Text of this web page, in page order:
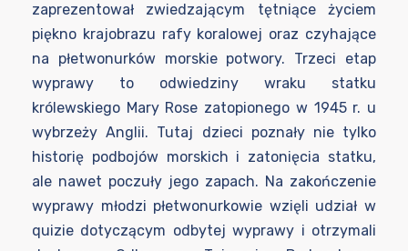
zaprezentował zwiedzającym tętniące życiem
piękno krajobrazu rafy koralowej oraz czyhające
na płetwonurków morskie potwory. Trzeci etap
wyprawy to odwiedziny wraku statku
królewskiego Mary Rose zatopionego w 1945 r. u
wybrzeży Anglii. Tutaj dzieci poznały nie tylko
historię podbojów morskich i zatonięcia statku,
ale nawet poczuły jego zapach. Na zakończenie
wyprawy młodzi płetwonurkowie wzięli udział w
quizie dotyczącym odbytej wyprawy i otrzymali